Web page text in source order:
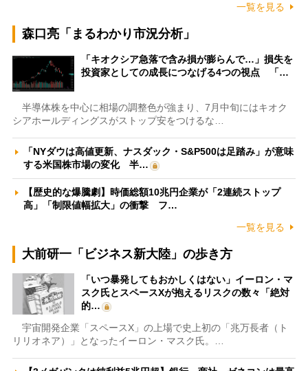
一覧を見る
森口亮「まるわかり市況分析」
「キオクシア急落で含み損が膨らんで…」損失を
投資家としての成長につなげる4つの視点 「…
半導体株を中心に相場の調整色が強まり、7月中旬にはキオク
シアホールディングスがストップ安をつけるな…
「NYダウは高値更新、ナスダック・S&P500は足踏み」が意味
する米国株市場の変化 半…
【歴史的な爆騰劇】時価総額10兆円企業が「2連続ストップ
高」「制限値幅拡大」の衝撃 フ…
一覧を見る
大前研一「ビジネス新大陸」の歩き方
「いつ暴発してもおかしくはない」イーロン・マ
スク氏とスペースXが抱えるリスクの数々「絶対
的…
宇宙開発企業「スペースX」の上場で史上初の「兆万長者（ト
リリオネア）」となったイーロン・マスク氏。…